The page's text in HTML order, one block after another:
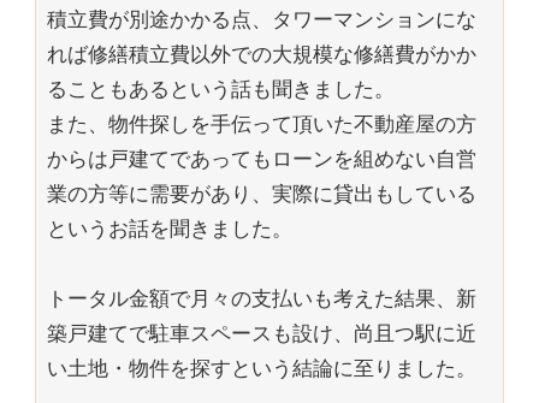
積立費が別途かかる点、タワーマンションにな
れば修繕積立費以外での大規模な修繕費がかか
ることもあるという話も聞きました。
また、物件探しを手伝って頂いた不動産屋の方
からは戸建てであってもローンを組めない自営
業の方等に需要があり、実際に貸出もしている
というお話を聞きました。
トータル金額で月々の支払いも考えた結果、新
築戸建てで駐車スペースも設け、尚且つ駅に近
い土地・物件を探すという結論に至りました。